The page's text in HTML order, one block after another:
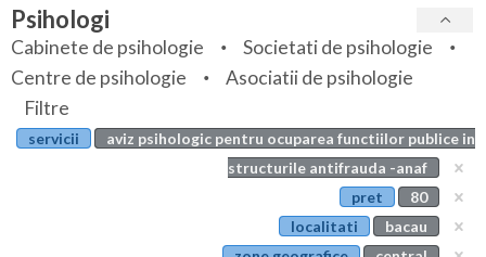
Bihor
Bistrita-Nasaud
Botosani
Specialitati
Servicii
Articole
Evenimente
Psihologi
Cabinete de psihologie
Societati de psihologie
Centre de psihologie
Asociatii de psihologie
Filtre
servicii
aviz psihologic pentru ocuparea functiilor publice in
structurile antifrauda -anaf
pret
80
localitati
bacau